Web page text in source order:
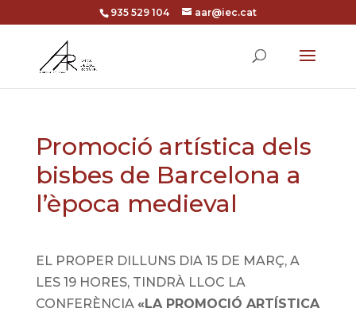
935 529 104 aar@iec.cat
Promoció artística dels
bisbes de Barcelona a
l’època medieval
EL PROPER DILLUNS DIA 15 DE MARÇ, A
LES 19 HORES, TINDRÀ LLOC LA
CONFERÈNCIA «LA PROMOCIÓ ARTÍSTICA